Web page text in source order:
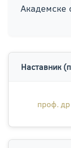
Академске
Наставник
проф.